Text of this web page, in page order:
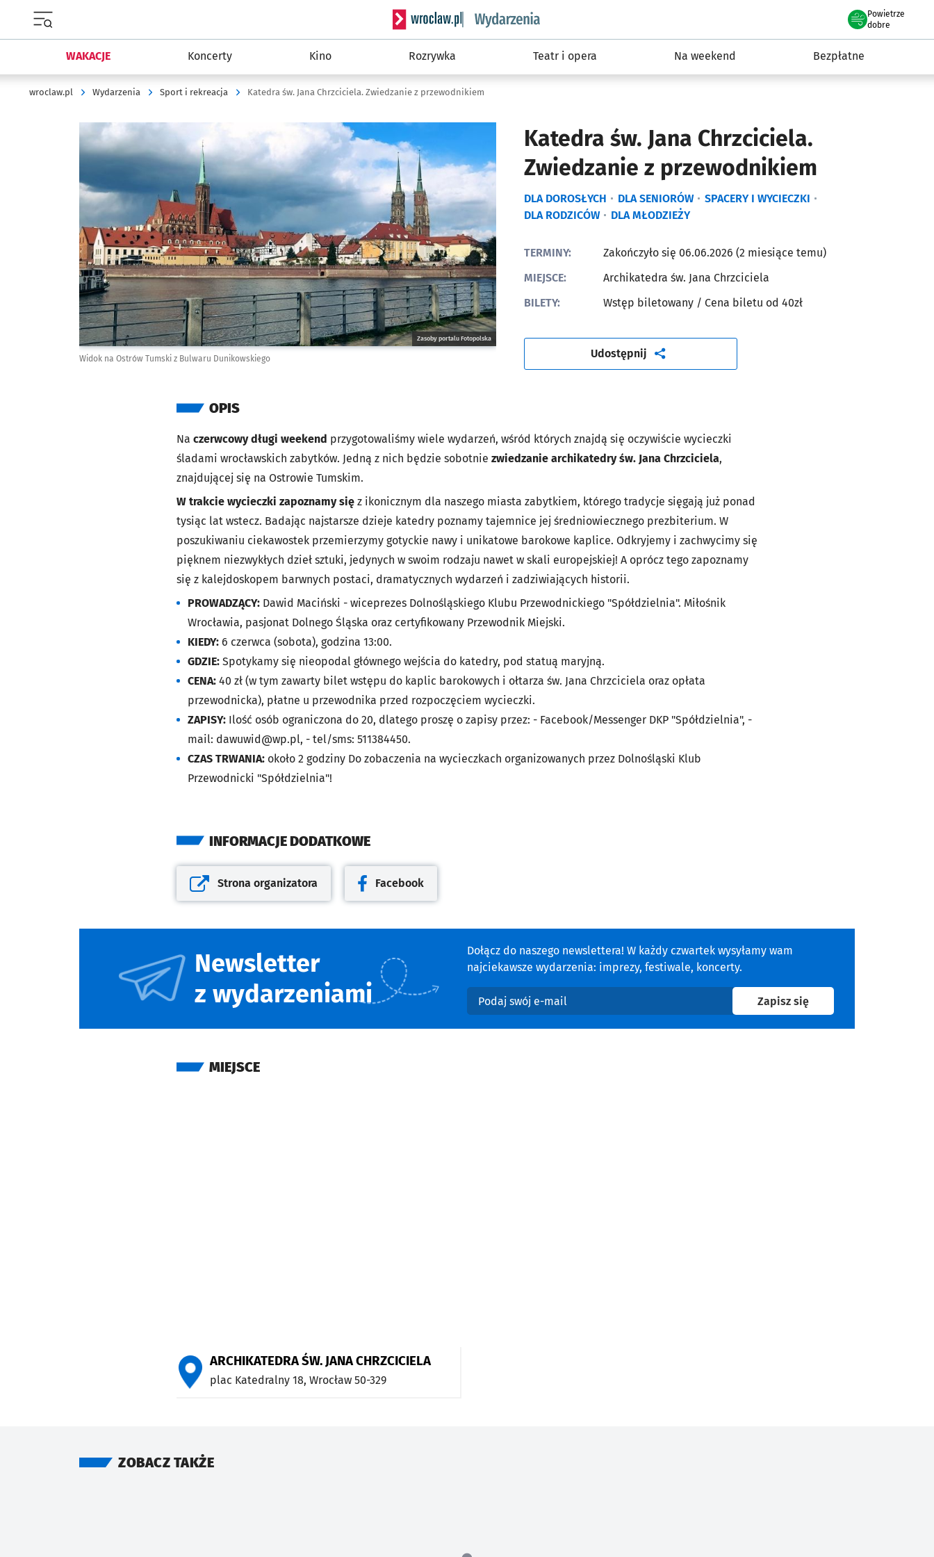
Serwis informacyjny wroclaw.pl podserwis: Wydarzenia
Powietrze
we Wrocławiu
dobre
WAKACJE Koncerty Kino Rozrywka Teatr i opera Na weekend Bezpłatne
wroclaw.pl Wydarzenia Sport i rekreacja Katedra św. Jana Chrzciciela. Zwiedzanie z przewodnikiem
Katedra św. Jana Chrzciciela.
Zwiedzanie z przewodnikiem
DLA DOROSŁYCH DLA SENIORÓW
SPACERY I WYCIECZKI
DLA RODZICÓW
DLA MŁODZIEŻY
Kliknij, aby powiększyć
Zasoby portalu Fotopolska
Widok na Ostrów Tumski z Bulwaru Dunikowskiego
TERMINY:
Zakończyło się 06.06.2026 (2 miesiące temu)
MIEJSCE:
Archikatedra św. Jana Chrzciciela
BILETY:
Wstęp biletowany / Cena biletu od 40zł
Udostępnijartykuł
OPIS
Na czerwcowy długi weekend przygotowaliśmy wiele wydarzeń, wśród których znajdą się oczywiście wycieczki
śladami wrocławskich zabytków. Jedną z nich będzie sobotnie zwiedzanie archikatedry św. Jana Chrzciciela,
znajdującej się na Ostrowie Tumskim.
W trakcie wycieczki zapoznamy się z ikonicznym dla naszego miasta zabytkiem, którego tradycje sięgają już ponad
tysiąc lat wstecz. Badając najstarsze dzieje katedry poznamy tajemnice jej średniowiecznego prezbiterium. W
poszukiwaniu ciekawostek przemierzymy gotyckie nawy i unikatowe barokowe kaplice. Odkryjemy i zachwycimy się
pięknem niezwykłych dzieł sztuki, jedynych w swoim rodzaju nawet w skali europejskiej! A oprócz tego zapoznamy
się z kalejdoskopem barwnych postaci, dramatycznych wydarzeń i zadziwiających historii.
PROWADZĄCY: Dawid Maciński - wiceprezes Dolnośląskiego Klubu Przewodnickiego "Spółdzielnia". Miłośnik
Wrocławia, pasjonat Dolnego Śląska oraz certyfikowany Przewodnik Miejski.
KIEDY: 6 czerwca (sobota), godzina 13:00.
GDZIE: Spotykamy się nieopodal głównego wejścia do katedry, pod statuą maryjną.
CENA: 40 zł (w tym zawarty bilet wstępu do kaplic barokowych i ołtarza św. Jana Chrzciciela oraz opłata
przewodnicka), płatne u przewodnika przed rozpoczęciem wycieczki.
ZAPISY: Ilość osób ograniczona do 20, dlatego proszę o zapisy przez: - Facebook/Messenger DKP "Spółdzielnia", -
mail: dawuwid@wp.pl, - tel/sms: 511384450.
CZAS TRWANIA: około 2 godziny Do zobaczenia na wycieczkach organizowanych przez Dolnośląski Klub
Przewodnicki "Spółdzielnia"!
INFORMACJE DODATKOWE
Otwiera się w nowej karcie
Strona organizatora
Otwiera się w nowej karcie
Facebook
Newsletter
z wydarzeniami
Dołącz do naszego newslettera! W każdy czwartek wysyłamy wam
najciekawsze wydarzenia: imprezy, festiwale, koncerty.
Podaj swój e-mail
Zapisz sięna newsletter
MIEJSCE
ARCHIKATEDRA ŚW. JANA CHRZCICIELA
plac Katedralny 18, Wrocław 50-329
ZOBACZ TAKŻE